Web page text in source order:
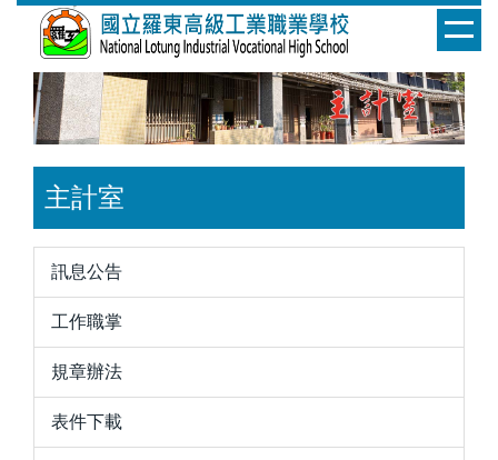
主計室
訊息公告
工作職掌
規章辦法
表件下載